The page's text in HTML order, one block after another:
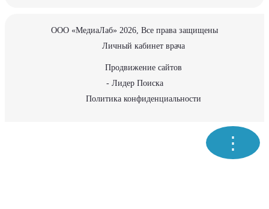
⋮
ООО «МедиаЛаб» 2026, Все права защищены
Личный кабинет врача
Продвижение сайтов
- Лидер Поиска
Политика конфиденциальности